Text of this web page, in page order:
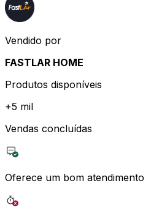
Vendido por
FASTLAR HOME
Produtos disponíveis
+5 mil
Vendas concluídas
Oferece um bom atendimento